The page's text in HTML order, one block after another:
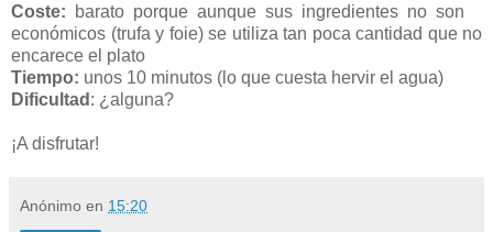
Coste: barato porque aunque sus ingredientes no son
económicos (trufa y foie) se utiliza tan poca cantidad que no
encarece el plato
Tiempo: unos 10 minutos (lo que cuesta hervir el agua)
Dificultad : ¿alguna?
¡A disfrutar!
Anónimo en 15:20